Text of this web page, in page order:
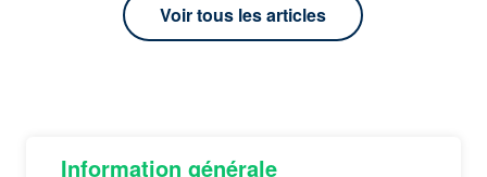
Voir tous les articles
Information générale